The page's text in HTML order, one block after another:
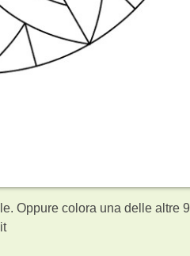
Oppure colora una delle altre 9